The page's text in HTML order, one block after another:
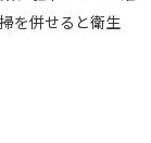
を併せると衛生